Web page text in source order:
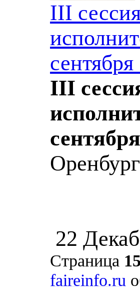
III
III
22
Страница
faireinfo.ru